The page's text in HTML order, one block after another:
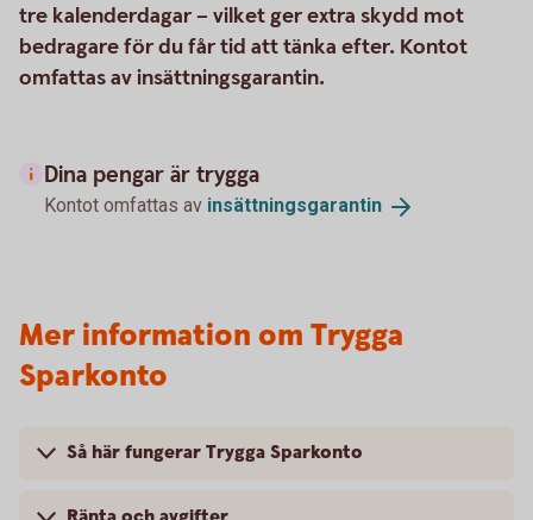
tre kalenderdagar – vilket ger extra skydd mot
bedragare för du får tid att tänka efter. Kontot
omfattas av insättningsgarantin.
Dina pengar är trygga
Kontot omfattas av insättningsgarantin
Mer information om Trygga
Sparkonto
Så här fungerar Trygga Sparkonto